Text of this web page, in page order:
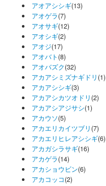
アオアシシギ(13)
アオゲラ(7)
アオサギ(12)
アオシギ(2)
アオジ(17)
アオバト (8)
アオバズク(32)
アカアシミズナギドリ (1)
アカアシシギ(3)
アカアシカツオドリ (2)
アカアシアジサシ(1)
アカウソ(5)
アカエリカイツブリ (7)
アカエリヒレアシシギ(6)
アカガシラサギ(16)
アカゲラ(14)
アカショウビン(6)
アカコッコ(2)